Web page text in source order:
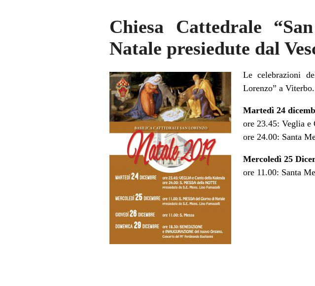
Chiesa Cattedrale
Natale presiedute dal
Le celebrazioni
Lorenzo” a Viterbo.
Martedì 24
ore 23.45: Veglia e
ore 24.00: Santa
Mercoledì 25
ore 11.00: Santa